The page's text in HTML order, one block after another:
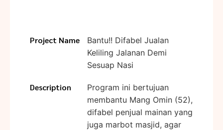
Project Name
Bantu!! Difabel Jualan
Keliling Jalanan Demi
Sesuap Nasi
Description
Program ini bertujuan
membantu Mang Omin (52),
difabel penjual mainan yang
juga marbot masjid, agar